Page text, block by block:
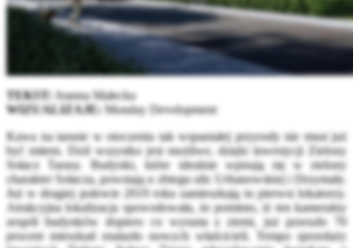
TEKST: Joanna Małecka
WIZUALIZAJE: Monday Development
Kawa na tarasie w otoczeniu tak wspaniałej przyrody nie musi już
być mitem. Dziś wszystko jest możliwe, dzięki inwestycji Zielony
Sołacz Tarasy. Budynki, które idealnie wpisują się w zielony
charakter Sołacza, powstają u zbiegu ulic Urbanowskiej i Drzymały.
Już w drugiej połowie 2019 roku zamieszkają tu pierwsi lokatorzy.
Atrakcyjna lokalizacja spowodowała, że pomimo, iż ten kameralny
zespół budynków dopiero co wyrasta z ziemi, już przeszło 70
procent mieszkań znalazło nowych właścicieli. Tempo sprzedaży